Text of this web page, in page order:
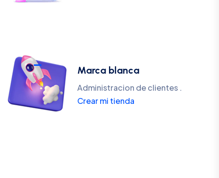
Marca blanca
Administracion de clientes .
Crear mi tienda